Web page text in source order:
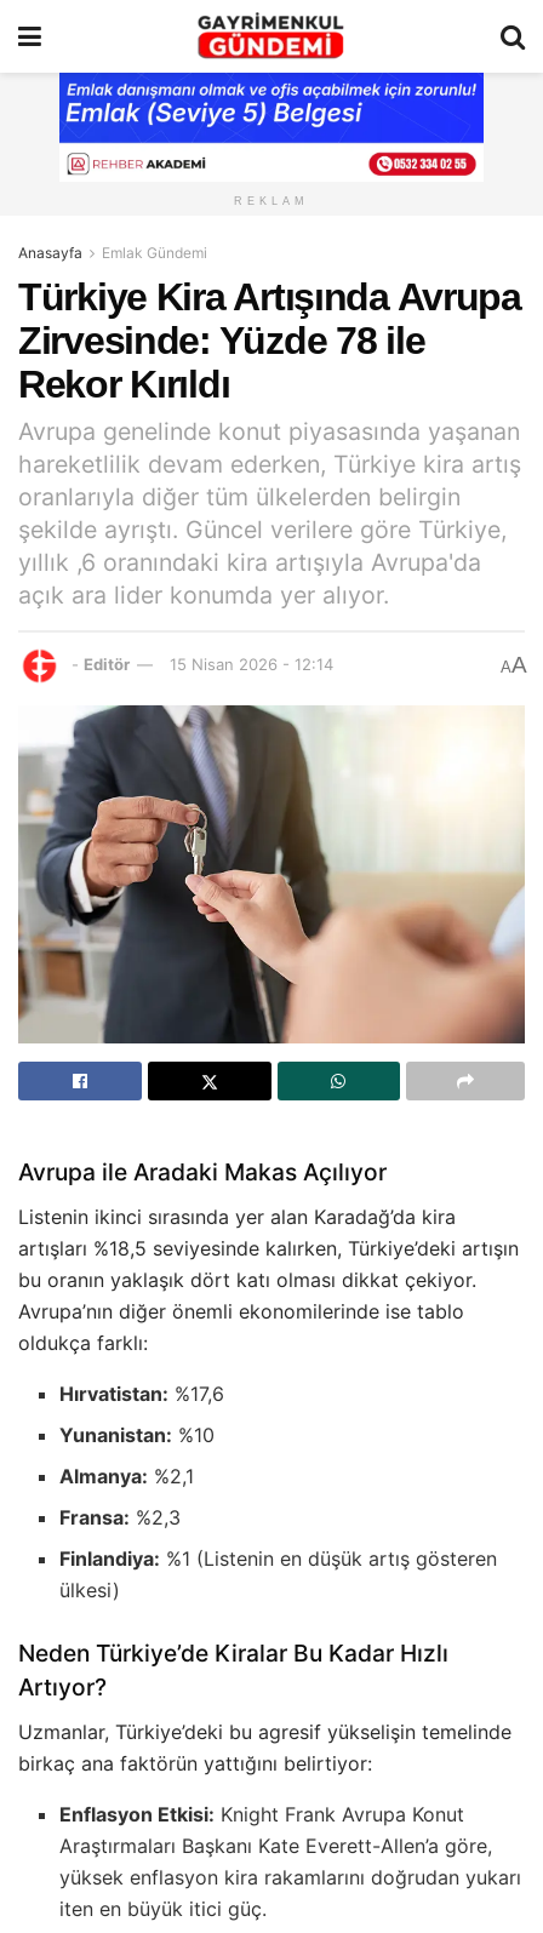
REKLAM
Anasayfa Emlak Gündemi
Türkiye Kira Artışında Avrupa
Zirvesinde: Yüzde 78 ile
Rekor Kırıldı
Avrupa genelinde konut piyasasında yaşanan
hareketlilik devam ederken, Türkiye kira artış
oranlarıyla diğer tüm ülkelerden belirgin
şekilde ayrıştı. Güncel verilere göre Türkiye,
yıllık ,6 oranındaki kira artışıyla Avrupa'da
açık ara lider konumda yer alıyor.
- Editör 15 Nisan 2026 - 12:14 AA
Avrupa ile Aradaki Makas Açılıyor
Listenin ikinci sırasında yer alan Karadağ’da kira
artışları %18,5 seviyesinde kalırken, Türkiye’deki artışın
bu oranın yaklaşık dört katı olması dikkat çekiyor.
Avrupa’nın diğer önemli ekonomilerinde ise tablo
oldukça farklı:
Hırvatistan: %17,6
Yunanistan: %10
Almanya: %2,1
Fransa: %2,3
Finlandiya: %1 (Listenin en düşük artış gösteren
ülkesi)
Neden Türkiye’de Kiralar Bu Kadar Hızlı
Artıyor?
Uzmanlar, Türkiye’deki bu agresif yükselişin temelinde
birkaç ana faktörün yattığını belirtiyor:
Enflasyon Etkisi: Knight Frank Avrupa Konut
Araştırmaları Başkanı Kate Everett-Allen’a göre,
yüksek enflasyon kira rakamlarını doğrudan yukarı
iten en büyük itici güç.